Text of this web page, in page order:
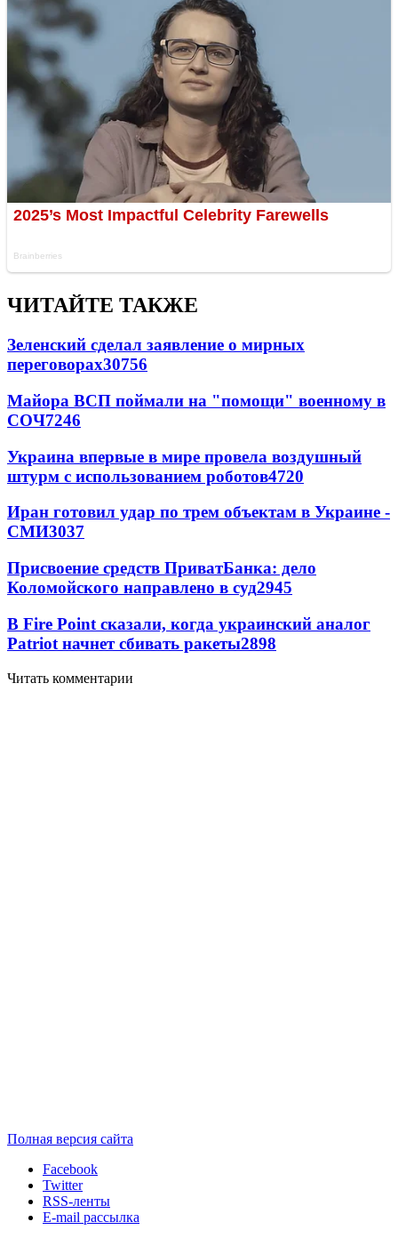
ЧИТАЙТЕ ТАКЖЕ
Зеленский сделал заявление о мирных
переговорах30756
Майора ВСП поймали на "помощи" военному в
СОЧ7246
Украина впервые в мире провела воздушный
штурм с использованием роботов4720
Иран готовил удар по трем объектам в Украине -
СМИ3037
Присвоение средств ПриватБанка: дело
Коломойского направлено в суд2945
В Fire Point сказали, когда украинский аналог
Patriot начнет сбивать ракеты2898
Читать комментарии
Полная версия сайта
Facebook
Twitter
RSS-ленты
E-mail рассылка